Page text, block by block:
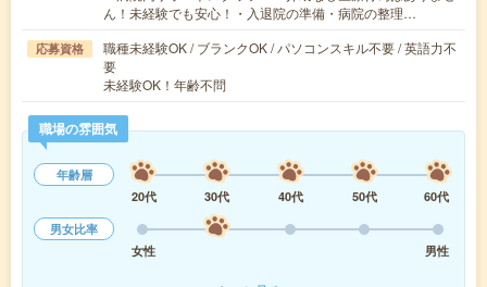
ん！未経験でも安心！・入退院の準備・病院の整理…
応募資格
職種未経験OK / ブランクOK / パソコンスキル不要 / 英語力不
要
未経験OK！年齢不問
職場の雰囲気
年齢層
20代
30代 40代 50代
60代
男女比率
女性
男性